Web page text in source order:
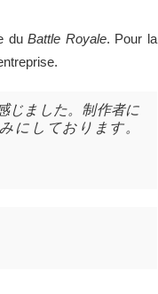
duBattle Royale. Pour la
じました。制作者に
にしております。